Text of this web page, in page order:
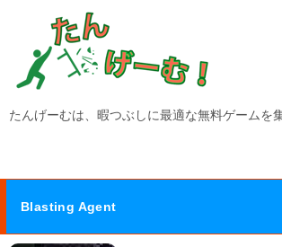
たんげーむは、暇つぶしに最適な無料ゲーム
Blasting Agent